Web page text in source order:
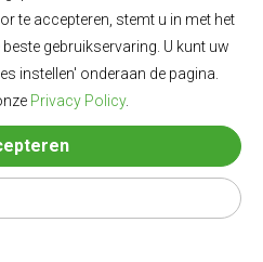
te accepteren, stemt u in met het
gebruikservaring. U kunt uw
instellen' onderaan de pagina.
Privacy Policy.